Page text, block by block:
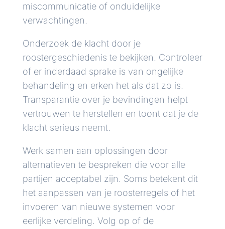
miscommunicatie of onduidelijke
verwachtingen.
Onderzoek de klacht door je
roostergeschiedenis te bekijken. Controleer
of er inderdaad sprake is van ongelijke
behandeling en erken het als dat zo is.
Transparantie over je bevindingen helpt
vertrouwen te herstellen en toont dat je de
klacht serieus neemt.
Werk samen aan oplossingen door
alternatieven te bespreken die voor alle
partijen acceptabel zijn. Soms betekent dit
het aanpassen van je roosterregels of het
invoeren van nieuwe systemen voor
eerlijke verdeling. Volg op of de